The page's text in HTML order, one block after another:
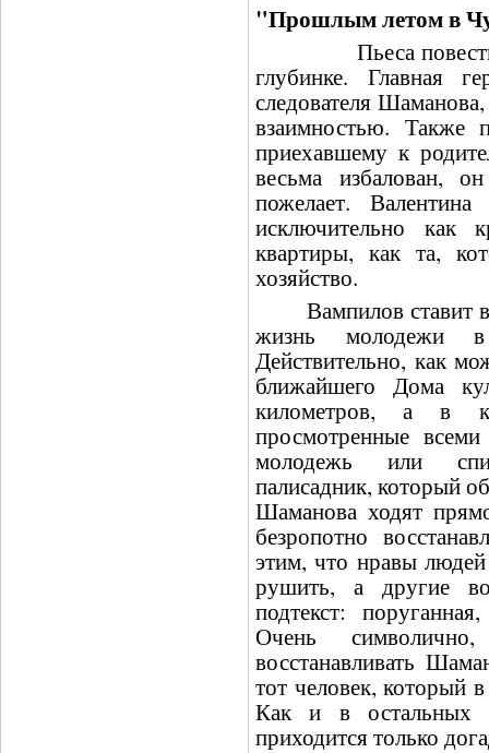
"Прошлым летом в
Пьеса
глубинке. Главная
следователя
взаимностью. Также
приехавшему к
весьма избалован,
пожелает.
исключительно как
квартиры, как та,
хозяйство.
Вампилов ставит
жизнь молодежи
Действительно, как
ближайшего Дома
километров, а в
просмотренные
молодежь или
палисадник, который
Шаманова ходят
безропотно
этим, что нравы
рушить, а другие
подтекст:
Очень
восстанавливать
тот человек, который
Как и в остальных
приходится только